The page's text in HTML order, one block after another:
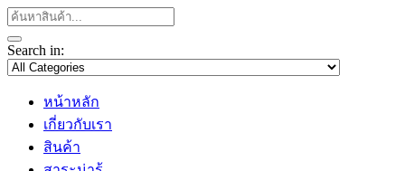
Search in:
หน้าหลัก
เกี่ยวกับเรา
สินค้า